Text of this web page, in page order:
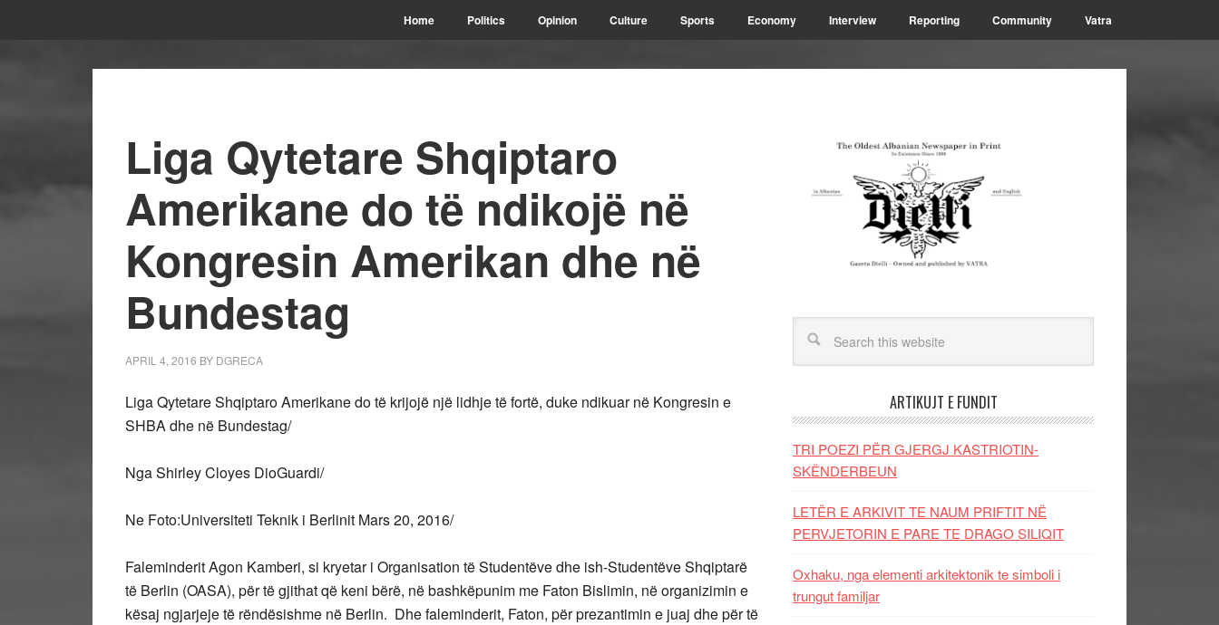
Home Politics Opinion Culture Sports Economy Interview Reporting Community Vatra
Liga Qytetare Shqiptaro
Amerikane do të ndikojë në
Kongresin Amerikan dhe në
Bundestag
APRIL 4, 2016 BY DGRECA
Liga Qytetare Shqiptaro Amerikane do të krijojë një lidhje të fortë, duke ndikuar në Kongresin e
SHBA dhe në Bundestag/
Nga Shirley Cloyes DioGuardi/
Ne Foto:Universiteti Teknik i Berlinit Mars 20, 2016/
Faleminderit Agon Kamberi, si kryetar i Organisation të Studentëve dhe ish-Studentëve Shqiptarë
të Berlin (OASA), për të gjithat që keni bërë, në bashkëpunim me Faton Bislimin, në organizimin e
kësaj ngjarjeje të rëndësishme në Berlin. Dhe faleminderit, Faton, për prezantimin e juaj dhe për të
ARTIKUJT E FUNDIT
TRI POEZI PËR GJERGJ KASTRIOTIN-
SKËNDERBEUN
LETËR E ARKIVIT TE NAUM PRIFTIT NË
PERVJETORIN E PARE TE DRAGO SILIQIT
Oxhaku, nga elementi arkitektonik te simboli i
trungut familjar